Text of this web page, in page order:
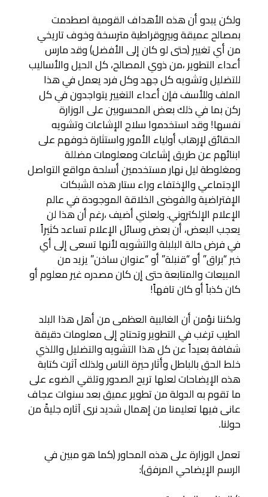
ولكن يبدو أن هذه الأهداف القومية اصطدمت
بمصالح عميقة وبيروقراطية مترسخة وخوف تاريخي
من أي تغيير (حتى لو كان إلى الأفضل) وقد مارس
أعداء التطوير ،من ذوي المصالح، كل الحيل والأساليب
للتضليل وتشويه كل جهد وكل فرد يعمل في هذا
الملف وللأسف فإن أعداء التغيير يتواجدون في كل
ركن بما في ذلك بعض المحسوبين على الوزارة
نفسها! وقد استخدموا سلاح الإشاعات وتشويه
الحقائق لإرهاب أولياء الأمور واستثارة خوفهم على
ابنائهم عن طريق إشاعات ومعلومات مضللة
ومغلوطة ليل نهار مستخدمين أسلحة مواقع التواصل
الإجتماعي والإختفاء وراء ستار هذه الشبكات
الإفتراضية والفوضى الخلاقة الموجودة في عالم
الإعلام الإلكتروني. ولعلني أضيف ،رغم أن هذا لن
يعجب البعض، أن بعض وسائل الإعلام تساعد كثيراً
في فرض حالة البلبلة والتشويه لأنها تسعى إلى أي
خبر “براق” أو “قنبلة” أو “عنوان ساخن” يزيد من
المبيعات والمتابعة حتى إن كان مصدره غير معلوم أو
كان كذباً أو كان تافهاً!
ولكننا نؤمن أن الغالبية العظمى من أهل هذا البلد
الطيب ترغب في التطوير وتحتاج إلى معلومات دقيقة
شفافة بعيداً عن كل هذا التشويه والتضليل واللذي
خلط الحق بالباطل وأثار حيرة الناس ولذلك آثرت كتابة
هذه الإيضاحات لعلها تريح الصدور وتلقي الضوء على
ما تقوم به الدولة من تطوير عميق بعد سنوات عجاف
عانى فيها تعليمنا من إهمال شديد نرى آثاره جليةً من
حولنا.
تعمل الوزارة على هذه المحاور (كما هو مبين في
الرسم الإيضاحي المرفق):